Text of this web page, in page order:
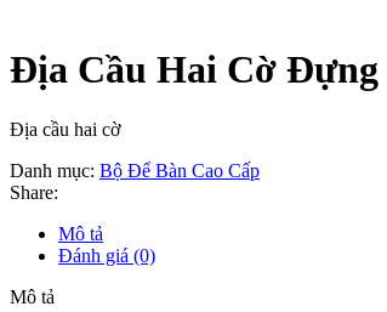
Địa Cầu Hai Cờ
Địa cầu hai cờ
Danh mục: Bộ Để Bàn Cao Cấp
Share:
Mô tả
Đánh giá (0)
Mô tả